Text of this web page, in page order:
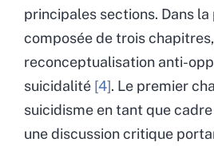
principales sections. Dans la
composée de trois
reconceptualisation anti-
suicidalité 4 . Le premier
suicidisme en tant que
une discussion critique